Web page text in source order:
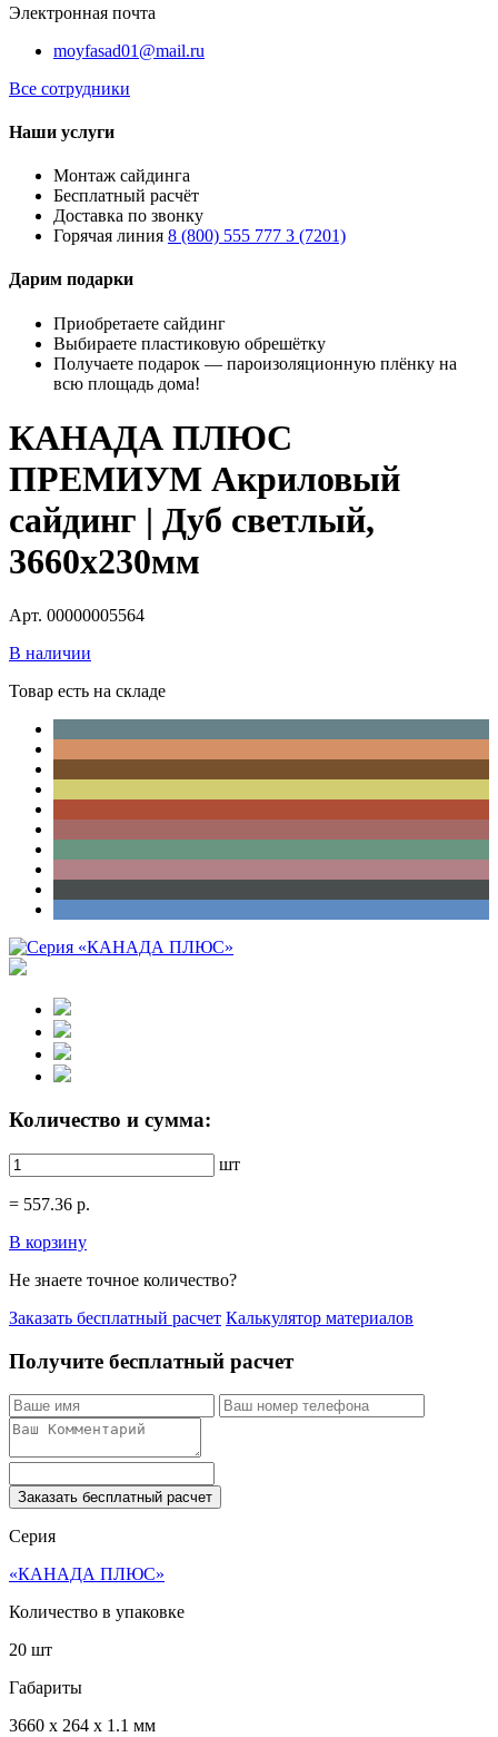
Электронная почта
moyfasad01@mail.ru
Все сотрудники
Наши услуги
Монтаж сайдинга
Бесплатный расчёт
Доставка по звонку
Горячая линия 8 (800) 555 777 3 (7201)
Дарим подарки
Приобретаете сайдинг
Выбираете пластиковую обрешётку
Получаете подарок — пароизоляционную плёнку на
всю площадь дома!
КАНАДА ПЛЮС
ПРЕМИУМ Акриловый
сайдинг | Дуб светлый,
3660х230мм
Арт. 00000005564
В наличии
Товар есть на складе
Количество и сумма:
шт
= 557.36 р.
В корзину
Не знаете точное количество?
Заказать бесплатный расчет Калькулятор материалов
Получите бесплатный расчет
Заказать бесплатный расчет
Серия
«КАНАДА ПЛЮС»
Количество в упаковке
20 шт
Габариты
3660 x 264 x 1.1 мм